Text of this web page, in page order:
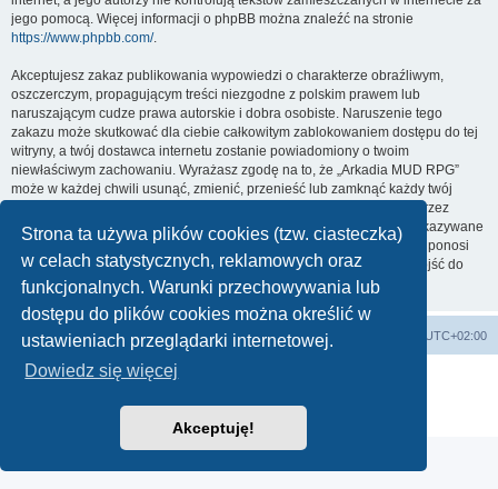
Strona ta używa plików cookies (tzw. ciasteczka)
w celach statystycznych, reklamowych oraz
funkcjonalnych. Warunki przechowywania lub
dostępu do plików cookies można określić w
ustawieniach przeglądarki internetowej.
Dowiedz się więcej
Akceptuję!
jego pomocą. Więcej informacji o phpBB można znaleźć na stronie
https://www.phpbb.com/.
Akceptujesz zakaz publikowania wypowiedzi o charakterze obraźliwym,
oszczerczym, propagującym treści niezgodne z polskim prawem lub
naruszającym cudze prawa autorskie i dobra osobiste. Naruszenie tego
zakazu może skutkować dla ciebie całkowitym zablokowaniem dostępu do tej
witryny, a twój dostawca internetu zostanie powiadomiony o twoim
niewłaściwym zachowaniu. Wyrażasz zgodę na to, że „Arkadia MUD RPG”
może w każdej chwili usunąć, zmienić, przenieść lub zamknąć każdy twój
temat, post. Wyrażasz zgodę na zapisywanie wszystkich podanych przez
ciebie informacji w naszej bazie danych. Informacje te nie będą przekazywane
nikomu bez twojej zgody, ale ani „Arkadia MUD RPG”, ani phpBB nie ponosi
odpowiedzialności za włamania do witryny, podczas których może dojść do
kradzieży danych.
arkadia.rpg.pl Forum UTC+02:00
Technologię dostarcza